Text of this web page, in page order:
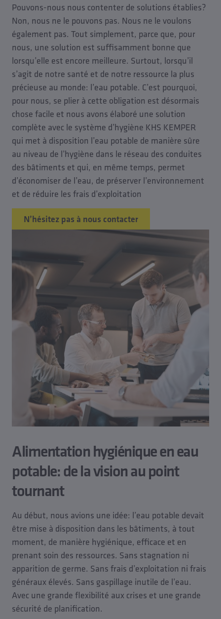
Pouvons-nous nous contenter de solutions établies?
Non, nous ne le pouvons pas. Nous ne le voulons
également pas. Tout simplement, parce que, pour
nous, une solution est suffisamment bonne que
lorsqu’elle est encore meilleure. Surtout, lorsqu’il
s’agit de notre santé et de notre ressource la plus
précieuse au monde: l’eau potable. C’est pourquoi,
pour nous, se plier à cette obligation est désormais
chose facile et nous avons élaboré une solution
complète avec le système d’hygiène KHS KEMPER
qui met à disposition l’eau potable de manière sûre
au niveau de l’hygiène dans le réseau des conduites
des bâtiments et qui, en même temps, permet
d’économiser de l’eau, de préserver l’environnement
et de réduire les frais d’exploitation
N’hésitez pas à nous contacter
Alimentation hygiénique en eau
potable: de la vision au point
tournant
Au début, nous avions une idée: l’eau potable devait
être mise à disposition dans les bâtiments, à tout
moment, de manière hygiénique, efficace et en
prenant soin des ressources. Sans stagnation ni
apparition de germe. Sans frais d’exploitation ni frais
généraux élevés. Sans gaspillage inutile de l’eau.
Avec une grande flexibilité aux crises et une grande
sécurité de planification.